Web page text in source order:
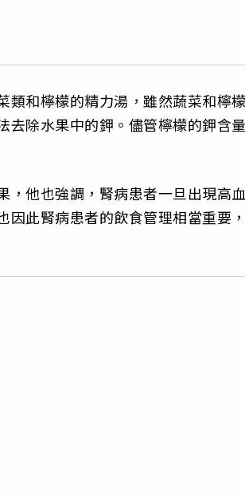
類和檸檬的精力湯，雖然蔬菜和檸
去除水果中的鉀。儘管檸檬的鉀含
，他也強調，腎病患者一旦出現高
因此腎病患者的飲食管理相當重要